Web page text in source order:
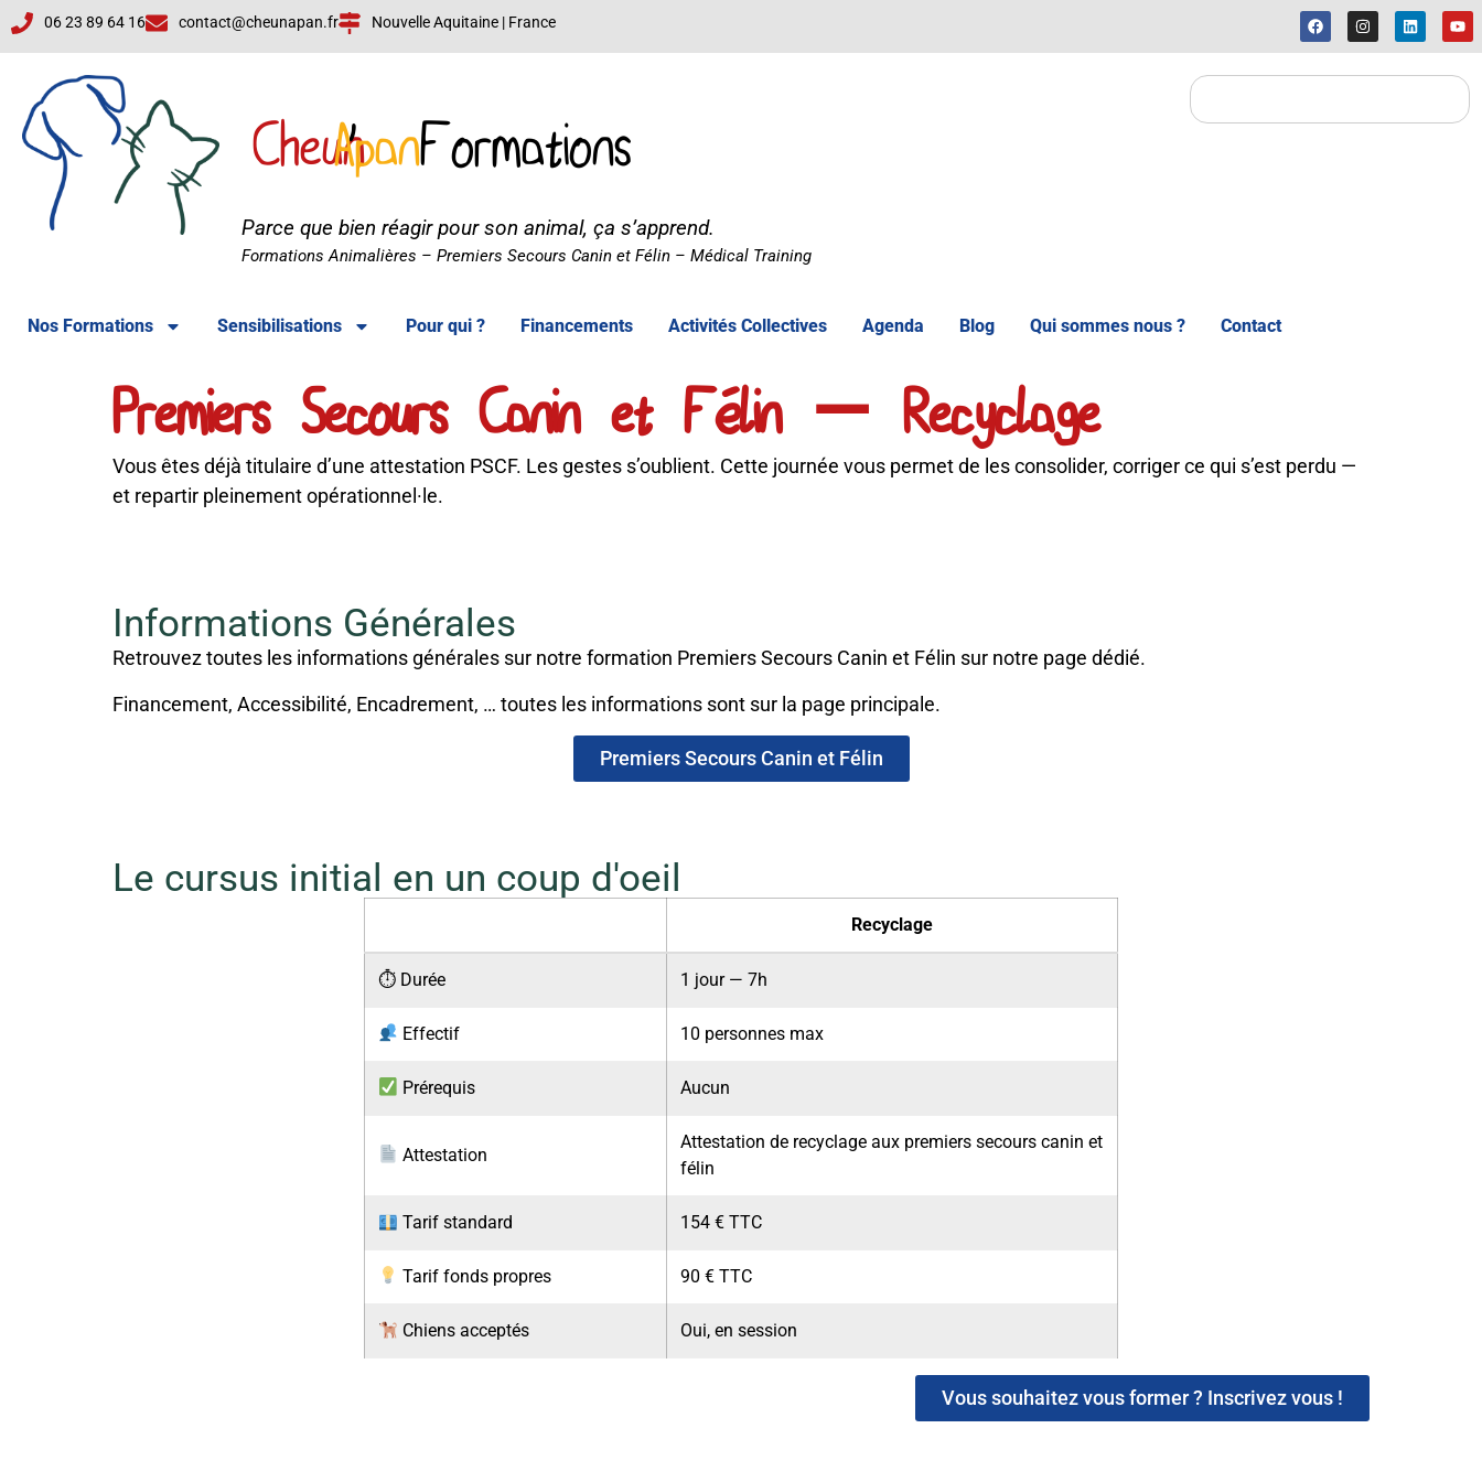
06 23 89 64 16 contact@cheunapan.fr Nouvelle Aquitaine | France
Cheun
'
ApanFormations
Parce que bien réagir pour son animal, ça s’apprend.
Formations Animalières – Premiers Secours Canin et Félin – Médical Training
Nos Formations Sensibilisations Pour qui ? Financements Activités Collectives Agenda Blog Qui sommes nous ? Contact
Premiers Secours Canin et Félin — Recyclage
Vous êtes déjà titulaire d’une attestation PSCF. Les gestes s’oublient. Cette journée vous permet de les consolider, corriger ce qui s’est perdu —
et repartir pleinement opérationnel·le.
Informations Générales
Retrouvez toutes les informations générales sur notre formation Premiers Secours Canin et Félin sur notre page dédié.
Financement, Accessibilité, Encadrement, … toutes les informations sont sur la page principale.
Premiers Secours Canin et Félin
Le cursus initial en un coup d'oeil
Recyclage
⏱ Durée 1 jour — 7h
Effectif 10 personnes max
Prérequis Aucun
Attestation
Attestation de recyclage aux premiers secours canin et
félin
Tarif standard 154 € TTC
Tarif fonds propres 90 € TTC
Chiens acceptés Oui, en session
Vous souhaitez vous former ? Inscrivez vous !